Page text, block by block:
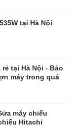
tại Hà Nội
tại Hà Nội - Bảo
máy trong quá
máy chiếu
Hitachi